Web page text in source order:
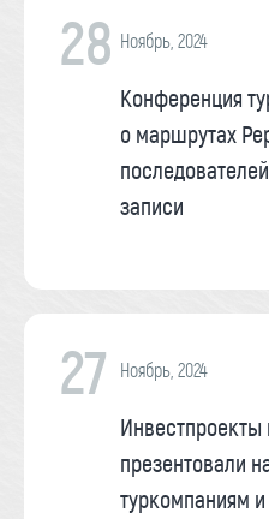
28 Ноябрь, 2024
Конференция
о маршрутах
записи
27 Ноябрь, 2024
Инвестпроекты
презентовали
туркомпаниям